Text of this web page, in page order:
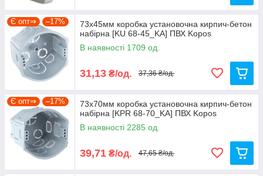
Є опт⇒ –17%
73х45мм коробка установочна кирпич-бетон
набірна [KU 68-45_KA] ПВХ Kopos
В наявності 1709 од.
31,13 ₴/од. 37,36 ₴/од.
Є опт⇒ –17%
73х70мм коробка установочна кирпич-бетон
набірна [KPR 68-70_KA] ПВХ Kopos
В наявності 2285 од.
39,71 ₴/од. 47,65 ₴/од.